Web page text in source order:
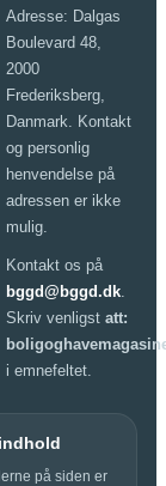
Adresse: Dalgas
Boulevard 48,
2000
Frederiksberg,
Danmark. Kontakt
og personlig
henvendelse på
adressen er ikke
mulig.
Kontakt os på
bggd@bggd.dk.
Skriv venligst att:
i emnefeltet.
på siden er